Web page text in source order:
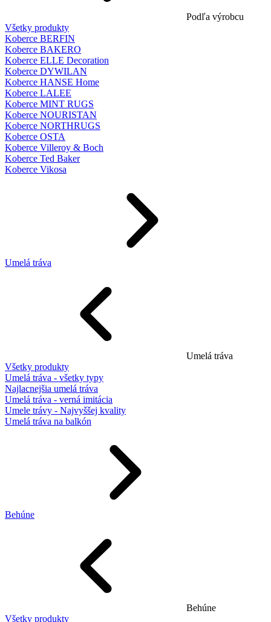
Podľa výrobcu
Všetky produkty
Koberce BERFIN
Koberce BAKERO
Koberce ELLE Decoration
Koberce DYWILAN
Koberce HANSE Home
Koberce LALEE
Koberce MINT RUGS
Koberce NOURISTAN
Koberce NORTHRUGS
Koberce OSTA
Koberce Villeroy & Boch
Koberce Ted Baker
Koberce Vikosa
Umelá tráva
Umelá tráva
Všetky produkty
Umelá tráva - všetky typy
Najlacnejšia umelá tráva
Umelá tráva - verná imitácia
Umele trávy - Najvyššej kvality
Umelá tráva na balkón
Behúne
Behúne
Všetky produkty